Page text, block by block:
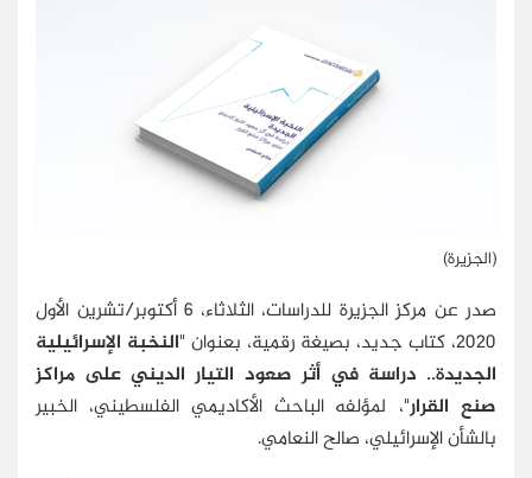
(الجزيرة)
صدر عن مركز الجزيرة للدراسات، الثلاثاء، 6 أكتوبر/تشرين الأول
2020، كتاب جديد، بصيغة رقمية، بعنوان "
النخبة الإسرائيلية
الجديدة.. دراسة في أثر صعود التيار الديني على مراكز
صنع القرار"، لمؤلفه الباحث الأكاديمي الفلسطيني، الخبير
بالشأن الإسرائيلي، صالح النعامي.